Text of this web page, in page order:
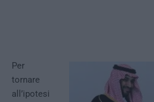
Per
tornare
all’ipotesi